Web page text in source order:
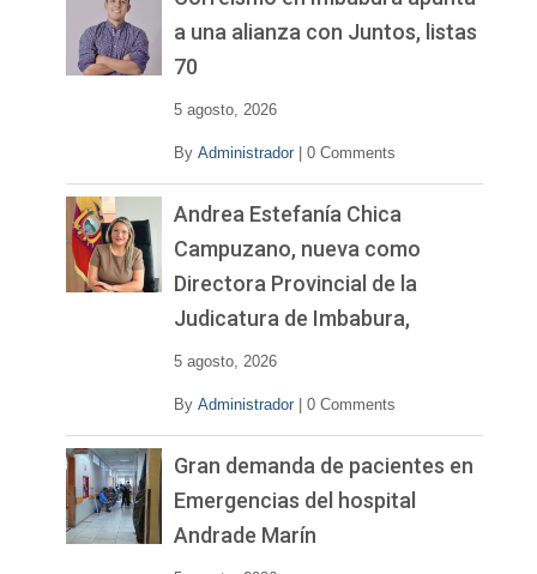
a una alianza con Juntos, listas
70
5 agosto, 2026
By Administrador 0 Comments
Andrea Estefanía Chica
Campuzano, nueva como
Directora Provincial de la
Judicatura de Imbabura,
5 agosto, 2026
By Administrador 0 Comments
Gran demanda de pacientes en
Emergencias del hospital
Andrade Marín